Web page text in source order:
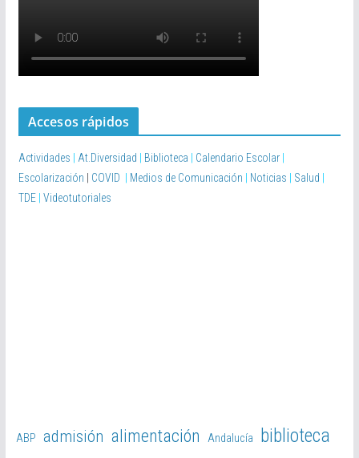
Accesos rápidos
Actividades At.Diversidad Biblioteca Calendario Escolar
Escolarización
COVID Medios de Comunicación Noticias Salud
TDE Videotutoriales
ABP admisión alimentación Andalucía biblioteca